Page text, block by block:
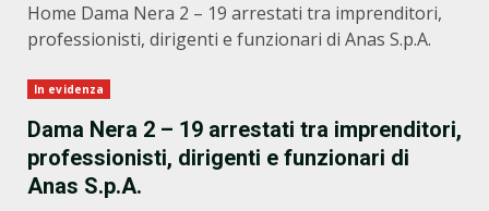
Home Dama Nera 2 – 19 arrestati tra imprenditori,
professionisti, dirigenti e funzionari di Anas S.p.A.
In evidenza
Dama Nera 2 – 19 arrestati tra imprenditori,
professionisti, dirigenti e funzionari di
Anas S.p.A.